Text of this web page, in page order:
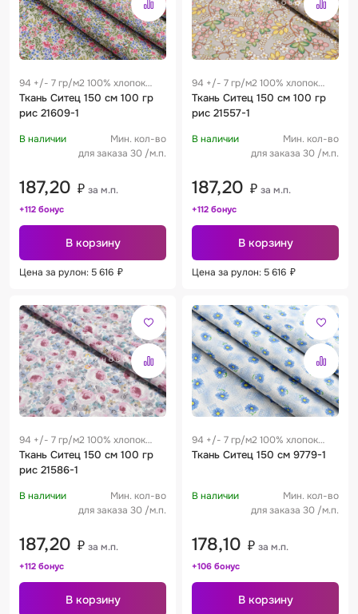
94 +/- 7 гр/м2 100% хлопок
0.28 м
Ткань Ситец 150 см 100 гр
рис 21609-1
В наличии
Мин. кол-во
для заказа 30 /м.п.
187,20 ₽ за м.п.
+112 бонус
В корзину
Цена за рулон: 5 616 ₽
94 +/- 7 гр/м2 100% хлопок
0.28 м
Ткань Ситец 150 см 100 гр
рис 21557-1
В наличии
Мин. кол-во
для заказа 30 /м.п.
187,20 ₽ за м.п.
+112 бонус
В корзину
Цена за рулон: 5 616 ₽
94 +/- 7 гр/м2 100% хлопок
0.28 м
Ткань Ситец 150 см 100 гр
рис 21586-1
В наличии
Мин. кол-во
для заказа 30 /м.п.
187,20 ₽ за м.п.
+112 бонус
В корзину
94 +/- 7 гр/м2 100% хлопок
0.28 м
Ткань Ситец 150 см 9779-1
В наличии
Мин. кол-во
для заказа 30 /м.п.
178,10 ₽ за м.п.
+106 бонус
В корзину